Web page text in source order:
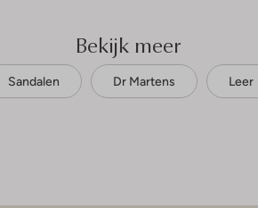
Bekijk meer
Sandalen Dr Martens Leer